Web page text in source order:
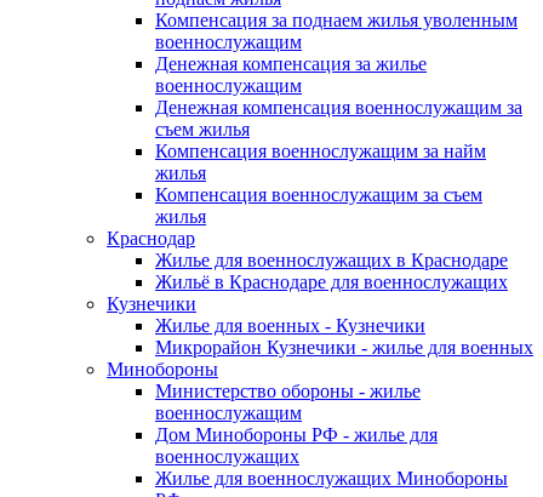
Компенсация за поднаем жилья уволенным
военнослужащим
Денежная компенсация за жилье
военнослужащим
Денежная компенсация военнослужащим за
съем жилья
Компенсация военнослужащим за найм
жилья
Компенсация военнослужащим за съем
жилья
Краснодар
Жилье для военнослужащих в Краснодаре
Жильё в Краснодаре для военнослужащих
Кузнечики
Жилье для военных - Кузнечики
Микрорайон Кузнечики - жилье для военных
Минобороны
Министерство обороны - жилье
военнослужащим
Дом Минобороны РФ - жилье для
военнослужащих
Жилье для военнослужащих Минобороны